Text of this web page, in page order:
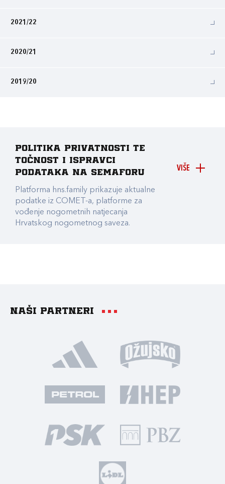
2021/22
2020/21
2019/20
VIŠE
Politika privatnosti te
točnost i ispravci
podataka na Semaforu
Platforma hns.family prikazuje aktualne
podatke iz COMET-a, platforme za
vođenje nogometnih natjecanja
Hrvatskog nogometnog saveza.
Naši partneri